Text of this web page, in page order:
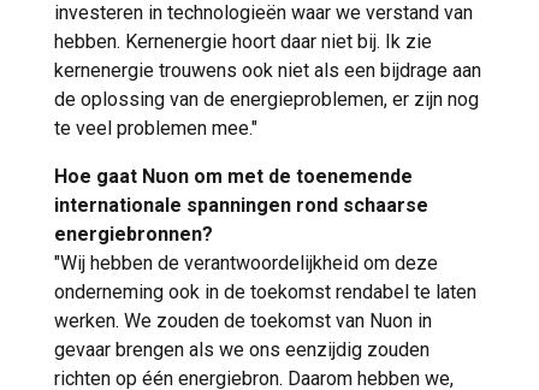
investeren in technologieën waar we verstand van
hebben. Kernenergie hoort daar niet bij. Ik zie
kernenergie trouwens ook niet als een bijdrage aan
de oplossing van de energieproblemen, er zijn nog
te veel problemen mee."
Hoe gaat Nuon om met de toenemende
internationale spanningen rond schaarse
energiebronnen?
"Wij hebben de verantwoordelijkheid om deze
onderneming ook in de toekomst rendabel te laten
werken. We zouden de toekomst van Nuon in
gevaar brengen als we ons eenzijdig zouden
richten op één energiebron. Daarom hebben we,